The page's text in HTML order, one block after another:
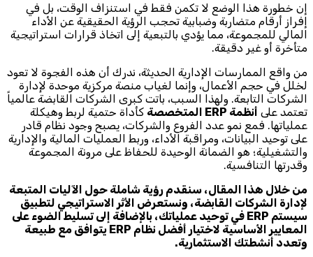
إن خطورة هذا الوضع لا تكمن فقط في استنزاف الوقت، بل في
إفراز أرقام متضاربة وضبابية تحجب الرؤية الحقيقية عن الأداء
المالي للمجموعة، مما يؤدي بالتبعية إلى اتخاذ قرارات استراتيجية
متأخرة أو غير دقيقة.
من واقع الممارسات الإدارية الحديثة، ندرك أن هذه الفجوة لا تعود
لخلل في حجم الأعمال، وإنما لغياب منصة مركزية موحدة لإدارة
الشركات التابعة. ولهذا السبب، باتت كبرى الشركات القابضة عالمياً
تعتمد على أنظمة ERP المتخصصة
كأداة حتمية لربط وهيكلة
عملياتها. فمع نمو عدد الفروع والشركات، يصبح وجود نظام قادر
على توحيد البيانات، ومراقبة الأداء، وربط العمليات المالية والإدارية
والتشغيلية؛ هو الضمانة الوحيدة للحفاظ على مرونة المجموعة
وقدرتها التنافسية.
من خلال هذا المقال، سنقدم رؤية شاملة حول الآليات المتبعة
لإدارة الشركات القابضة، ونستعرض الأثر الاستراتيجي لتطبيق
سيستم ERP في توحيد عملياتك، بالإضافة إلى تسليط الضوء على
المعايير الأساسية لاختيار أفضل نظام ERP يتوافق مع طبيعة
وتعدد أنشطتك الاستثمارية.